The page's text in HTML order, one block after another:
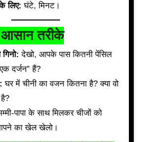
लिए: घंटे, मिनट।
तरीके
देखो, आपके पास कितनी पेंसिल
दर्जन” हैं?
घर में चीनी का वजन कितना है? क्या वो
पापा के साथ मिलकर चीजों को
का खेल खेलो।